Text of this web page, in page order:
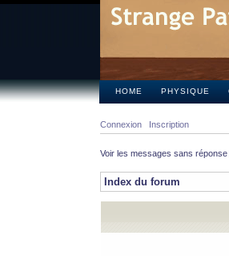
HOME PHYSIQUE
Connexion Inscription
Voir les messages sans réponse
Index du forum